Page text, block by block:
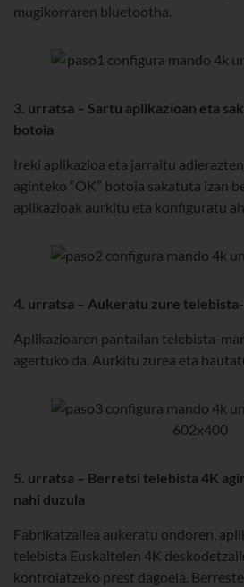
mugikorraren bluetootha.
3. urratsa – Sartu aplikazioan eta
botoia
Ireki aplikazioa eta jarraitu
aginteko “OK” botoia sakatuta izan
aplikazioak aurkitu eta konfiguratu
4. urratsa – Aukeratu zure
Aplikazioaren pantailan telebista-
agertuko da. Aurkitu zurea eta
5. urratsa – Berretsi telebista 4K
nahi duzula
Fabrikatzailea aukeratu ondoren,
telebista Euskaltelen 4K
kontrolatzeko prest dagoela.